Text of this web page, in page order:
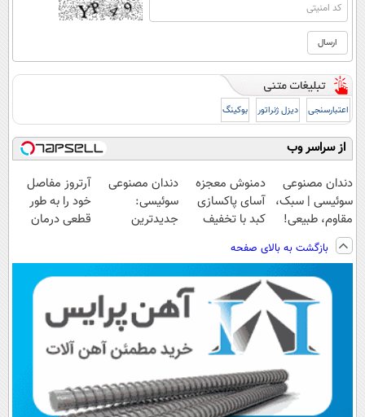
اعتبارسنجی دیزل ژنراتور بوکینگ
از سراسر وب
دندان مصنوعی
سوئیسی | سبک،
مقاوم، طبیعی!
ویزیت
رایگان+پرداخت
اقساطی😍
دمنوش معجزه
آسای پاکسازی
کبد با تخفیف
دندان مصنوعی
سوئیسی:
جدیدترین
پرداخت قسطی
آرتروز مفاصل
خود را به طور
قطعی درمان
بازگشت به بالای صفحه